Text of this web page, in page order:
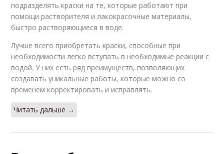
подразделять краски на те, которые работают при
помощи растворителя и лакокрасочные материалы,
быстро растворяющиеся в воде.
Лучше всего приобретать краски, способные при
необходимости легко вступать в необходимые реакции с
водой. У них есть ряд преимуществ, позволяющих
создавать уникальные работы, которые можно со
временем корректировать и исправлять.
Читать дальше →